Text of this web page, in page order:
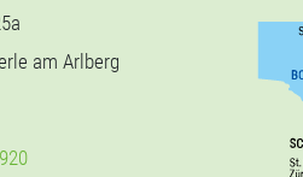
am Arlberg